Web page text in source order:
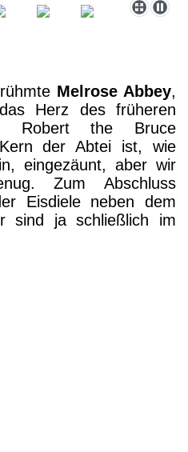
Melrose Abbey,
Herz des früheren
Robert the Bruce
der Abtei ist, wie
eingezäunt, aber wir
Zum Abschluss
Eisdiele neben dem
sind ja schließlich im